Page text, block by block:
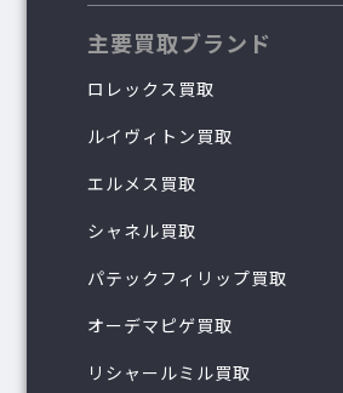
主要買取ブランド
ロレックス買取
ルイヴィトン買取
エルメス買取
シャネル買取
パテックフィリップ買取
オーデマピゲ買取
リシャールミル買取